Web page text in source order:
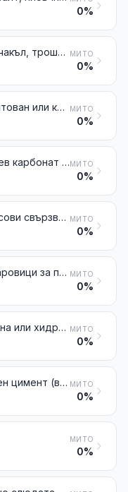
0%
Дребни камъчета, чакъл, трошени камъни от видовете, използвани главно за бетониране или настилане на пътища, на железопътни линии, или други видове баластра, речен чакъл и кремък, дори термично обработени; макадам от шлаки или от други подобни промишлени отпадъци, дори съдържащ материали, упоменати в първата част на текста; смолен макадам; гранули, отломки и прах от камъните от № 2515 или 2516, дори термично обработени МИТО
0%
Доломит, дори фритован или калциниран, включително доломит, грубо дялан или само нарязан с трион или по друг начин, на блокове или на плочи с квадратна или правоъгълна форма МИТО
0%
Естествен магнезиев карбонат (магнезит); електростопен магнезиев оксид; калциниран до пълно обезводняване магнезиев оксид (фритован), дори съдържащ малки количества други оксиди, прибавени преди фритоването; друг магнезиев оксид, дори чистМИТО
0%
Гипс; анхидрит; гипсови свързващи вещества, дори оцветени или съдържащи малки количества ускорители или забавители МИТО
0%
Варовиков флюс; варовици за производство на вар или цимент МИТО
0%
Вар, негасена, гасена или хидратна, с изключение на калциевия оксид и калциевия хидроксид от № 2825 МИТО
0%
Видове хидравличен цимент (включително циментов клинкер), дори оцветени МИТО
0%
МИТО
0%